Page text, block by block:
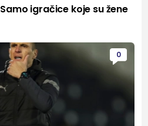
igračice koje su žene
0